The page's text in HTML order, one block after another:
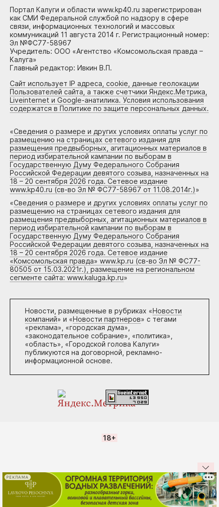
Портал Калуги и области www.kp40.ru зарегистрирован
как СМИ Федеральной службой по надзору в сфере
связи, информационных технологий и массовых
коммуникаций 11 августа 2014 г. Регистрационный номер:
Эл №ФС77-58967
Учредитель: ООО «Агентство «Комсомольская правда –
Калуга»
Главный редактор: Ивкин В.П.
Сайт использует IP адреса, cookie, данные геолокации
Пользователей сайта, а также счетчики Яндекс.Метрика,
Liveinternet и Google-анатилика. Условия использования
содержатся в Политике по защите персональных данных.
«Сведения о размере и других условиях оплаты услуг по
размещению на страницах сетевого издания для
размещения предвыборных, агитационных материалов в
период избирательной кампании по выборам в
Государственную Думу Федерального Собрания
Российской Федерации девятого созыва, назначенных на
18 – 20 сентября 2026 года. Сетевое издание
www.kp40.ru (св-во Эл № ФС77-58967 от 11.08.2014г.)»
«Сведения о размере и других условиях оплаты услуг по
размещению на страницах сетевого издания для
размещения предвыборных, агитационных материалов в
период избирательной кампании по выборам в
Государственную Думу Федерального Собрания
Российской Федерации девятого созыва, назначенных на
18 – 20 сентября 2026 года. Сетевое издание
«Комсомольская правда» www.kp.ru (св-во Эл № ФС77-
80505 от 15.03.2021г.), размещение на региональном
сегменте сайта: www.kaluga.kp.ru»
Новости, размещенные в рубриках «Новости
компаний» и «Новости партнеров» с тегами
«реклама», «городская дума»,
«законодательное собрание», «политика»,
«область», «Городской голова Калуги»
публикуются на договорной, рекламно-
информационной основе.
18+
РЕКЛАМА